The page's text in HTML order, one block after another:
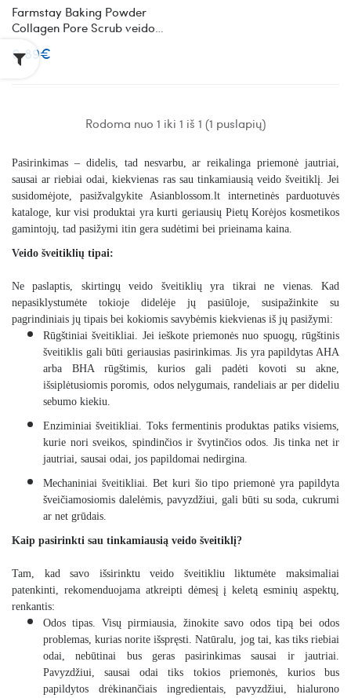
Farmstay Baking Powder
Collagen Pore Scrub veido
0.89€
Rodoma nuo 1 iki 1 iš 1 (1 puslapių)
Pasirinkimas – didelis, tad nesvarbu, ar reikalinga priemonė jautriai,
sausai ar riebiai odai, kiekvienas ras sau tinkamiausią veido šveitiklį. Jei
susidomėjote, pasižvalgykite Asianblossom.lt internetinės parduotuvės
kataloge, kur visi produktai yra kurti geriausių Pietų Korėjos kosmetikos
gamintojų, tad pasižymi itin gera sudėtimi bei prieinama kaina.
Veido šveitiklių tipai:
Ne paslaptis, skirtingų veido šveitiklių yra tikrai ne vienas. Kad
nepasiklystumėte tokioje didelėje jų pasiūloje, susipažinkite su
pagrindiniais jų tipais bei kokiomis savybėmis kiekvienas iš jų pasižymi:
Rūgštiniai šveitikliai. Jei ieškote priemonės nuo spuogų, rūgštinis
šveitiklis gali būti geriausias pasirinkimas. Jis yra papildytas AHA
arba BHA rūgštimis, kurios gali padėti kovoti su akne,
išsiplėtusiomis poromis, odos nelygumais, randeliais ar per dideliu
sebumo kiekiu.
Enziminiai šveitikliai. Toks fermentinis produktas patiks visiems,
kurie nori sveikos, spindinčios ir švytinčios odos. Jis tinka net ir
jautriai, sausai odai, jos papildomai nedirgina.
Mechaniniai šveitikliai. Bet kuri šio tipo priemonė yra papildyta
šveičiamosiomis dalelėmis, pavyzdžiui, gali būti su soda, cukrumi
ar net grūdais.
Kaip pasirinkti sau tinkamiausią veido šveitiklį?
Tam, kad savo išsirinktu veido šveitikliu liktumėte maksimaliai
patenkinti, rekomenduojama atkreipti dėmesį į keletą esminių aspektų,
renkantis:
Odos tipas. Visų pirmiausia, žinokite savo odos tipą bei odos
problemas, kurias norite išspręsti. Natūralu, jog tai, kas tiks riebiai
odai, nebūtinai bus geras pasirinkimas sausai ir jautriai.
Pavyzdžiui, sausai odai tiks tokios priemonės, kurios bus
papildytos drėkinančiais ingredientais, pavyzdžiui, hialurono